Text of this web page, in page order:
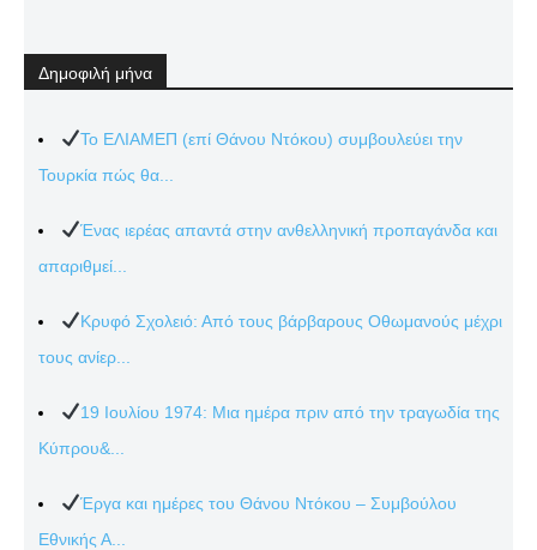
Δημοφιλή μήνα
Το ΕΛΙΑΜΕΠ (επί Θάνου Ντόκου) συμβουλεύει την
Τουρκία πώς θα...
Ένας ιερέας απαντά στην ανθελληνική προπαγάνδα και
απαριθμεί...
Κρυφό Σχολειό: Από τους βάρβαρους Οθωμανούς μέχρι
τους ανίερ...
19 Ιουλίου 1974: Μια ημέρα πριν από την τραγωδία της
Κύπρου&...
Έργα και ημέρες του Θάνου Ντόκου – Συμβούλου
Εθνικής Α...